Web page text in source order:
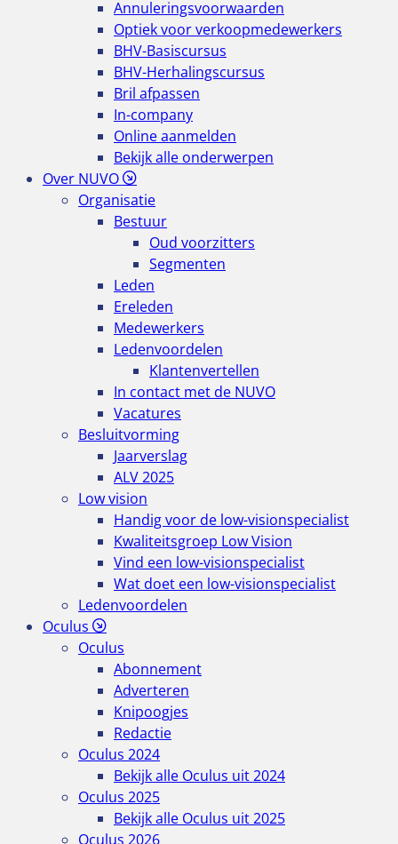
Annuleringsvoorwaarden
Optiek voor verkoopmedewerkers
BHV-Basiscursus
BHV-Herhalingscursus
Bril afpassen
In-company
Online aanmelden
Bekijk alle onderwerpen
Over NUVO
Organisatie
Bestuur
Oud voorzitters
Segmenten
Leden
Ereleden
Medewerkers
Ledenvoordelen
Klantenvertellen
In contact met de NUVO
Vacatures
Besluitvorming
Jaarverslag
ALV 2025
Low vision
Handig voor de low-visionspecialist
Kwaliteitsgroep Low Vision
Vind een low-visionspecialist
Wat doet een low-visionspecialist
Ledenvoordelen
Oculus
Oculus
Abonnement
Adverteren
Knipoogjes
Redactie
Oculus 2024
Bekijk alle Oculus uit 2024
Oculus 2025
Bekijk alle Oculus uit 2025
Oculus 2026